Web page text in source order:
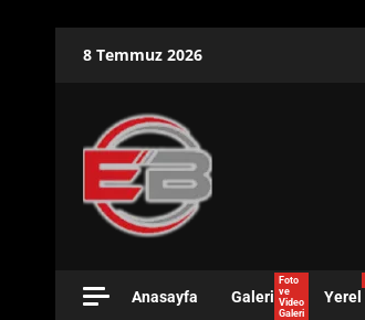
8 Temmuz 2026
Anasayfa Galeri
Foto
ve
Video
Galeri
Yerel